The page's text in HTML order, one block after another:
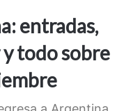
entradas,
todo sobre